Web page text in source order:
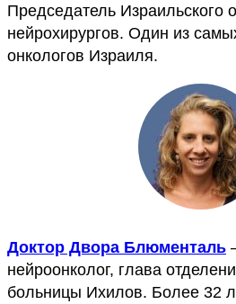
Председатель Израильского
нейрохирургов. Один из
онкологов Израиля.
Доктор Двора Блюменталь
нейроонколог, глава
больницы Ихилов. Более 32